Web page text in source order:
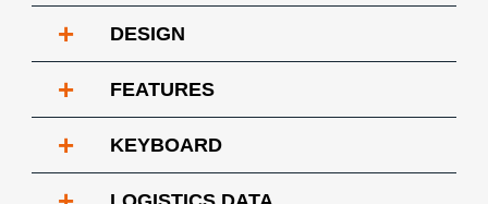
+ DESIGN
+ FEATURES
+ KEYBOARD